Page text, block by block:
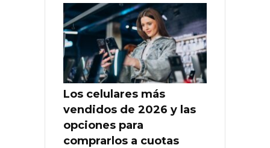
Los celulares más
vendidos de 2026 y las
opciones para
comprarlos a cuotas